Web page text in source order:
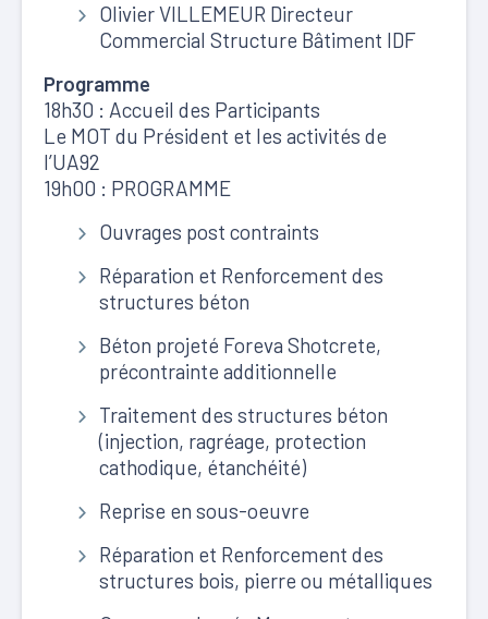
Olivier VILLEMEUR Directeur
Commercial Structure Bâtiment IDF
Programme
18h30 : Accueil des Participants
Le MOT du Président et les activités de
l’UA92
19h00 : PROGRAMME
Ouvrages post contraints
Réparation et Renforcement des
structures béton
Béton projeté Foreva Shotcrete,
précontrainte additionnelle
Traitement des structures béton
(injection, ragréage, protection
cathodique, étanchéité)
Reprise en sous-oeuvre
Réparation et Renforcement des
structures bois, pierre ou métalliques